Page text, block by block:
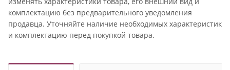
комплектацию без предварительного уведомления
продавца. Уточняйте наличие необходимых характеристик
и комплектацию перед покупкой товара.